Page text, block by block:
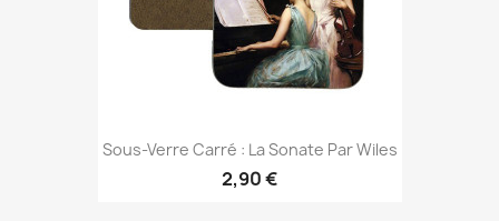
Sous-Verre Carré : La Sonate Par Wiles
2,90 €